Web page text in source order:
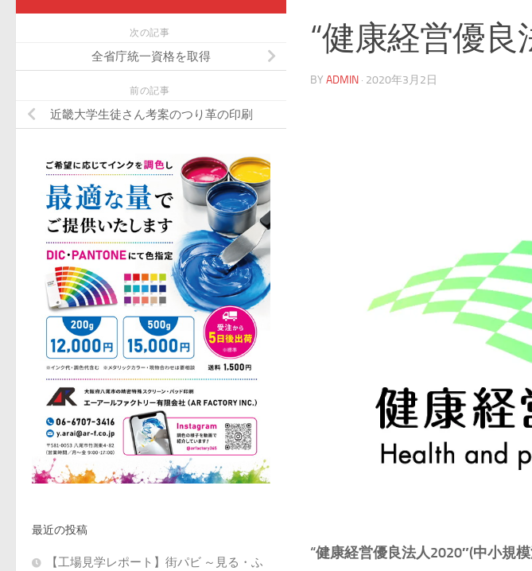
“健康経営優良
BY ADMIN · 2020年3月2日
“健康経営優良法人2020″(中小規
次の記事
全省庁統一資格を取得
前の記事
近畿大学生徒さん考案のつり革の印刷
最近の投稿
【工場見学レポート】街パビ ～見る・ふ